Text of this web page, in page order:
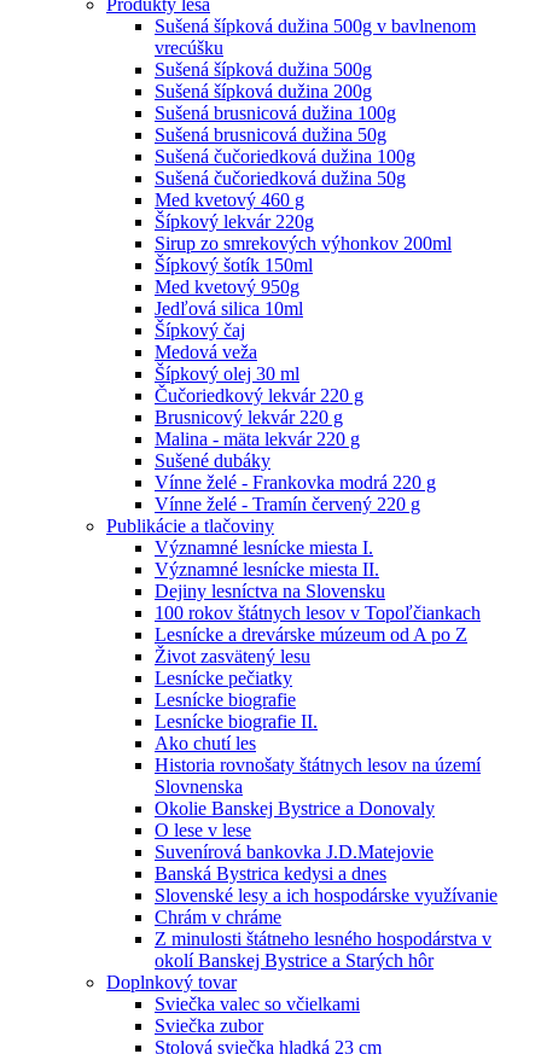
Sušená šípková dužina 500g v bavlnenom
vrecúšku
Sušená šípková dužina 500g
Sušená šípková dužina 200g
Sušená brusnicová dužina 100g
Sušená brusnicová dužina 50g
Sušená čučoriedková dužina 100g
Sušená čučoriedková dužina 50g
Med kvetový 460 g
Šípkový lekvár 220g
Sirup zo smrekových výhonkov 200ml
Šípkový šotík 150ml
Med kvetový 950g
Jedľová silica 10ml
Šípkový čaj
Medová veža
Šípkový olej 30 ml
Čučoriedkový lekvár 220 g
Brusnicový lekvár 220 g
Malina - mäta lekvár 220 g
Sušené dubáky
Vínne želé - Frankovka modrá 220 g
Vínne želé - Tramín červený 220 g
Publikácie a tlačoviny
Významné lesnícke miesta I.
Významné lesnícke miesta II.
Dejiny lesníctva na Slovensku
100 rokov štátnych lesov v Topoľčiankach
Lesnícke a drevárske múzeum od A po Z
Život zasvätený lesu
Lesnícke pečiatky
Lesnícke biografie
Lesnícke biografie II.
Ako chutí les
Historia rovnošaty štátnych lesov na území
Slovnenska
Okolie Banskej Bystrice a Donovaly
O lese v lese
Suvenírová bankovka J.D.Matejovie
Banská Bystrica kedysi a dnes
Slovenské lesy a ich hospodárske využívanie
Chrám v chráme
Z minulosti štátneho lesného hospodárstva v
okolí Banskej Bystrice a Starých hôr
Doplnkový tovar
Sviečka valec so včielkami
Sviečka zubor
Stolová sviečka hladká 23 cm